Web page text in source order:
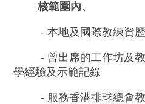
核範圍內。
- 本地及國際教練資歷
- 曾出席的工作坊及教
學經驗及示範記錄
- 服務香港排球總會教